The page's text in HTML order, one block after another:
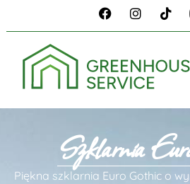
Szklarnia
Piękna szklarnia Euro Gothic o